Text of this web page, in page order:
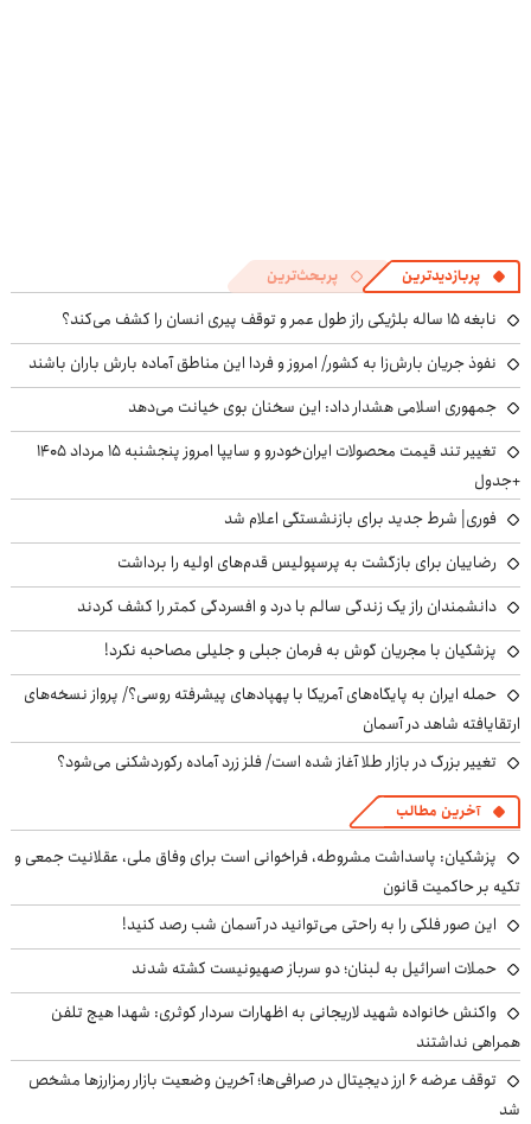
پربازدیدترین پربحث‌ترین
نابغه ۱۵ ساله بلژیکی راز طول عمر و توقف پیری انسان را کشف می‌کند؟
نفوذ جریان بارش‌زا به کشور/ امروز و فردا این مناطق آماده بارش باران باشند
جمهوری اسلامی هشدار داد: این سخنان بوی خیانت می‌دهد
تغییر تند قیمت محصولات ایران‌خودرو و سایپا امروز پنجشنبه ۱۵ مرداد ۱۴۰۵
+جدول
فوری| شرط جدید برای بازنشستگی اعلام شد
رضاییان برای بازگشت به پرسپولیس قدم‌های اولیه را برداشت
دانشمندان راز یک زندگی سالم با درد و افسردگی کمتر را کشف کردند
پزشکیان با مجریان گوش به فرمان جبلی و جلیلی مصاحبه نکرد!
حمله ایران به پایگاه‌های آمریکا با پهپادهای پیشرفته روسی؟/ پرواز نسخه‌های
ارتقایافته شاهد در آسمان
تغییر بزرگ در بازار طلا آغاز شده است/ فلز زرد آماده رکوردشکنی می‌شود؟
آخرین مطالب
پزشکیان: پاسداشت مشروطه، فراخوانی است برای وفاق ملی، عقلانیت جمعی و
تکیه بر حاکمیت قانون
این صور فلکی را به راحتی می‌توانید در آسمان شب رصد کنید!
حملات اسرائیل به لبنان؛ دو سرباز صهیونیست کشته شدند
واکنش خانواده شهید لاریجانی به اظهارات سردار کوثری: شهدا هیچ تلفن
همراهی نداشتند
توقف عرضه ۶ ارز دیجیتال در صرافی‌ها؛ آخرین وضعیت بازار رمزارزها مشخص
شد